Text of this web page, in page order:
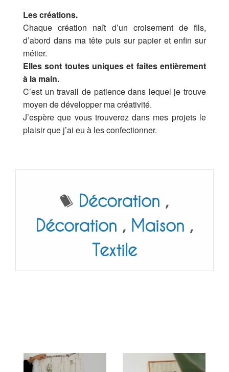
Les créations.
Chaque création naît d’un croisement de fils,
d’abord dans ma tête puis sur papier et enfin sur
métier.
Elles sont toutes uniques et faites entièrement
à la main.
C’est un travail de patience dans lequel je trouve
moyen de développer ma créativité.
J’espère que vous trouverez dans mes projets le
plaisir que j’ai eu à les confectionner.
Décoration ,
Décoration , Maison ,
Textile